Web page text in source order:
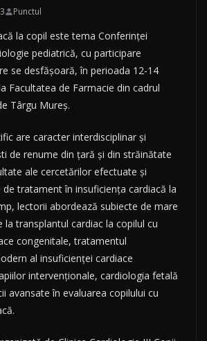
Punctul
la copil este tema Conferinței
pediatrică, cu participare
se desfășoară, în perioada 12-14
Facultatea de Farmacie din cadrul
Târgu Mureș.
are caracter interdisciplinar și
de renume din țară și din străinătate
ale cercetărilor efectuate și
tratament în insuficiența cardiacă la
lectorii abordează subiecte de mare
transplantul cardiac la copilul cu
congenitale, tratamentul
al insuficienței cardiace
intervenționale, cardiologia fetală
avansate în evaluarea copilului cu